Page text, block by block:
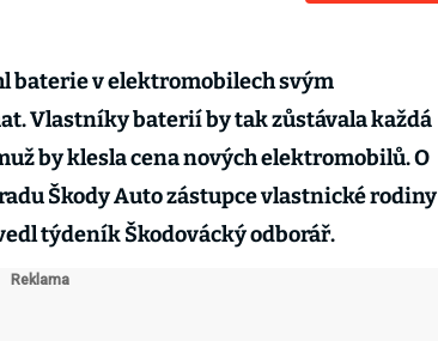
baterie v elektromobilech svým
Vlastníky baterií by tak zůstávala každá
by klesla cena nových elektromobilů. O
Škody Auto zástupce vlastnické rodiny
týdeník Škodovácký odborář.